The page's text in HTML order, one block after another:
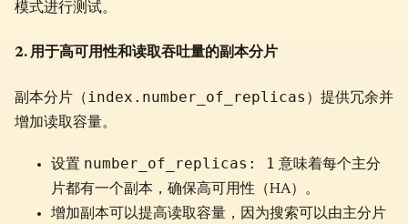
模式进行测试。
2. 用于高可用性和读取吞吐量的副本分片
副本分片（ index.number_of_replicas ）提供冗余并
增加读取容量。
设置 number_of_replicas: 1 意味着每个主分
片都有一个副本，确保高可用性（HA）。
增加副本可以提高读取容量，因为搜索可以由主分片